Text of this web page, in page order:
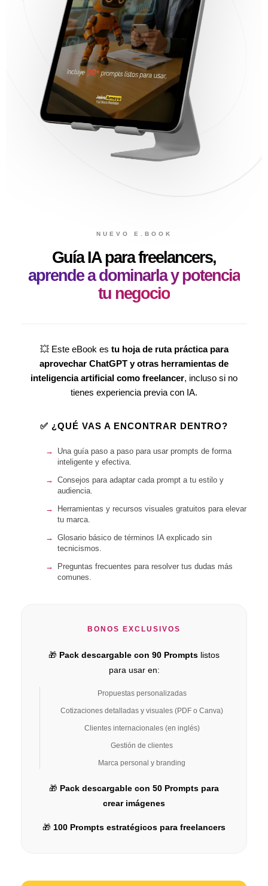
NUEVO E.BOOK
Guía IA para freelancers,
aprende a dominarla y potencia
tu negocio
💥 Este eBook es tu hoja de ruta práctica para
aprovechar ChatGPT y otras herramientas de
inteligencia artificial como freelancer, incluso si no
tienes experiencia previa con IA.
✅ ¿QUÉ VAS A ENCONTRAR DENTRO?
Una guía paso a paso para usar prompts de forma
inteligente y efectiva.
Consejos para adaptar cada prompt a tu estilo y
audiencia.
Herramientas y recursos visuales gratuitos para elevar
tu marca.
Glosario básico de términos IA explicado sin
tecnicismos.
Preguntas frecuentes para resolver tus dudas más
comunes.
BONOS EXCLUSIVOS
🎁 Pack descargable con 90 Prompts listos
para usar en:
Propuestas personalizadas
Cotizaciones detalladas y visuales (PDF o Canva)
Clientes internacionales (en inglés)
Gestión de clientes
Marca personal y branding
🎁 Pack descargable con 50 Prompts para
crear imágenes
🎁 100 Prompts estratégicos para freelancers